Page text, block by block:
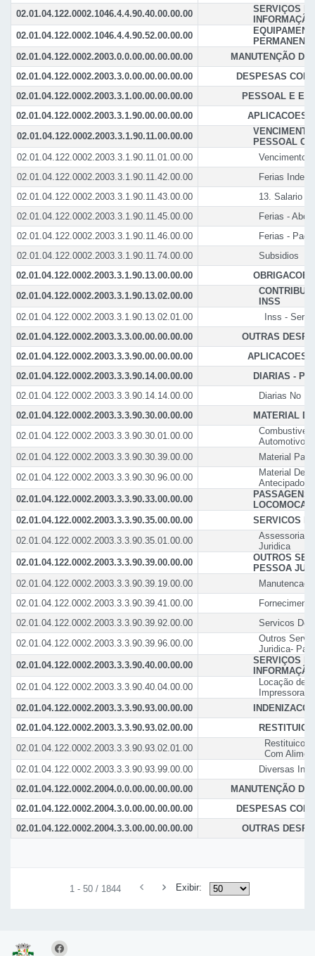
02.01.04.122.0002.1046.4.4.90.40.00.00.00
SERVIÇOS
02.01.04.122.0002.1046.4.4.90.52.00.00.00
02.01.04.122.0002.2003.0.0.00.00.00.00.00
MANUTENÇÃO
02.01.04.122.0002.2003.3.0.00.00.00.00.00
DESPESAS
02.01.04.122.0002.2003.3.1.00.00.00.00.00
PESSOAL E
02.01.04.122.0002.2003.3.1.90.00.00.00.00
APLICACOES
02.01.04.122.0002.2003.3.1.90.11.00.00.00
PESSOAL
02.01.04.122.0002.2003.3.1.90.11.01.00.00
Vencimentos
02.01.04.122.0002.2003.3.1.90.11.42.00.00
Ferias
02.01.04.122.0002.2003.3.1.90.11.43.00.00
13. Salario
02.01.04.122.0002.2003.3.1.90.11.45.00.00
Ferias -
02.01.04.122.0002.2003.3.1.90.11.46.00.00
Ferias -
02.01.04.122.0002.2003.3.1.90.11.74.00.00
Subsidios
02.01.04.122.0002.2003.3.1.90.13.00.00.00
02.01.04.122.0002.2003.3.1.90.13.02.00.00
INSS
02.01.04.122.0002.2003.3.1.90.13.02.01.00
Inss -
02.01.04.122.0002.2003.3.3.00.00.00.00.00
OUTRAS
02.01.04.122.0002.2003.3.3.90.00.00.00.00
APLICACOES
02.01.04.122.0002.2003.3.3.90.14.00.00.00
DIARIAS -
02.01.04.122.0002.2003.3.3.90.14.14.00.00
Diarias No
02.01.04.122.0002.2003.3.3.90.30.00.00.00
MATERIAL
02.01.04.122.0002.2003.3.3.90.30.01.00.00
Automotivos
02.01.04.122.0002.2003.3.3.90.30.39.00.00
Material
02.01.04.122.0002.2003.3.3.90.30.96.00.00
Material De
Antecipado
02.01.04.122.0002.2003.3.3.90.33.00.00.00
PASSAGENS
LOCOMOCAO
02.01.04.122.0002.2003.3.3.90.35.00.00.00
SERVICOS
02.01.04.122.0002.2003.3.3.90.35.01.00.00
Assessoria
Juridica
02.01.04.122.0002.2003.3.3.90.39.00.00.00
OUTROS
PESSOA
02.01.04.122.0002.2003.3.3.90.39.19.00.00
Manutencao
02.01.04.122.0002.2003.3.3.90.39.41.00.00
02.01.04.122.0002.2003.3.3.90.39.92.00.00
Servicos De
02.01.04.122.0002.2003.3.3.90.39.96.00.00
Outros
Juridica-
02.01.04.122.0002.2003.3.3.90.40.00.00.00
SERVIÇOS
02.01.04.122.0002.2003.3.3.90.40.04.00.00
Locação de
Impressoras
02.01.04.122.0002.2003.3.3.90.93.00.00.00
02.01.04.122.0002.2003.3.3.90.93.02.00.00
02.01.04.122.0002.2003.3.3.90.93.02.01.00
Com
02.01.04.122.0002.2003.3.3.90.93.99.00.00
Diversas
02.01.04.122.0002.2004.0.0.00.00.00.00.00
MANUTENÇÃO
02.01.04.122.0002.2004.3.0.00.00.00.00.00
DESPESAS
02.01.04.122.0002.2004.3.3.00.00.00.00.00
OUTRAS
1 - 50 / 1844 Exibir: